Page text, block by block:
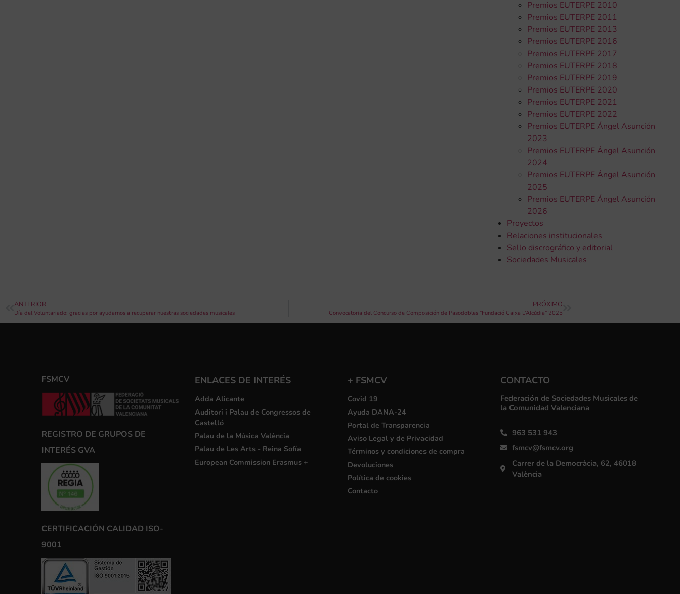
Premios EUTERPE 2010
Premios EUTERPE 2011
Premios EUTERPE 2013
Premios EUTERPE 2016
Premios EUTERPE 2017
Premios EUTERPE 2018
Premios EUTERPE 2019
Premios EUTERPE 2020
Premios EUTERPE 2021
Premios EUTERPE 2022
Premios EUTERPE Ángel Asunción
2023
Premios EUTERPE Ángel Asunción
2024
Premios EUTERPE Ángel Asunción
2025
Premios EUTERPE Ángel Asunción
2026
Proyectos
Relaciones institucionales
Sello discrográfico y editorial
Sociedades Musicales
ANTERIOR
Día del Voluntariado: gracias por ayudarnos a recuperar nuestras sociedades musicales
PRÓXIMO
Convocatoria del Concurso de Composición de Pasodobles “Fundació Caixa L’Alcúdia” 2025
FSMCV
REGISTRO DE GRUPOS DE
INTERÉS GVA
CERTIFICACIÓN CALIDAD ISO-
9001
ENLACES DE INTERÉS
Adda Alicante
Auditori i Palau de Congressos de
Castelló
Palau de la Música València
Palau de Les Arts - Reina Sofía
European Commission Erasmus +
+ FSMCV
Covid 19
Ayuda DANA-24
Portal de Transparencia
Aviso Legal y de Privacidad
Términos y condiciones de compra
Devoluciones
Política de cookies
Contacto
CONTACTO
Federación de Sociedades Musicales de
la Comunidad Valenciana
963 531 943
fsmcv@fsmcv.org
Carrer de la Democràcia, 62, 46018
València